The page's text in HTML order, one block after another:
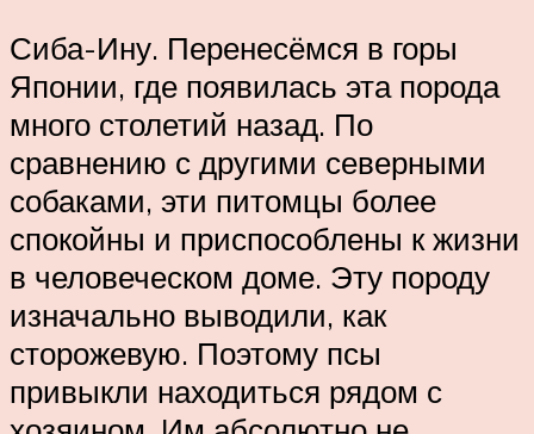
Сиба-Ину. Перенесёмся в горы
Японии, где появилась эта порода
много столетий назад. По
сравнению с другими северными
собаками, эти питомцы более
спокойны и приспособлены к жизни
в человеческом доме. Эту породу
изначально выводили, как
сторожевую. Поэтому псы
привыкли находиться рядом с